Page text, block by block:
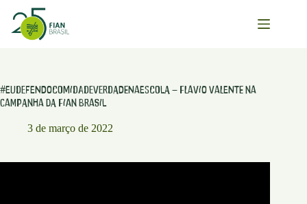
para
#EuDefendoComidaDeVerdadeNaEscola – Flavio Valente na
campanha da FIAN Brasil
3 de março de 2022